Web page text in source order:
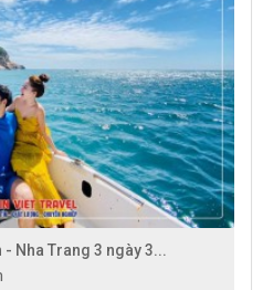
Nha Trang 3 ngày 3...